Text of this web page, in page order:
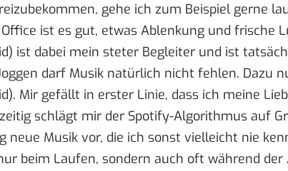
gehe ich zum Beispiel gerne
ist es gut, etwas Ablenkung und frische
) ist dabei mein steter Begleiter und ist
darf Musik natürlich nicht fehlen. Dazu
). Mir gefällt in erster Linie, dass ich meine
schlägt mir der Spotify-Algorithmus auf
neue Musik vor, die ich sonst vielleicht nie
beim Laufen, sondern auch oft während der